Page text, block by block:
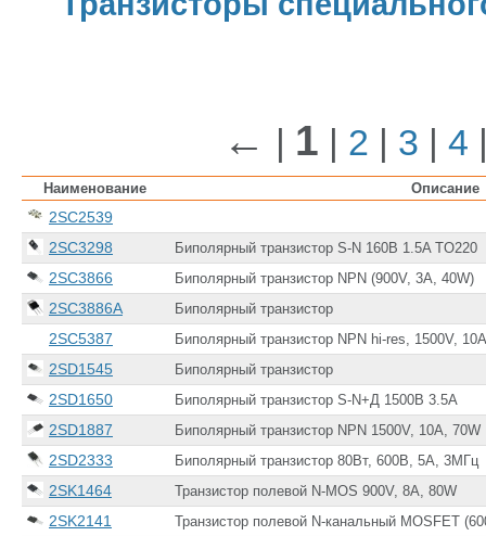
← 1 2 3 |4
Наименование Описание
2SC2539
2SC3298
Биполярный транзистор S-N 160В 1.5A TO220
2SC3866 Биполярный транзистор NPN (900V, 3A, 40W)
2SC3886A Биполярный транзистор
2SC5387 Биполярный транзистор NPN hi-res, 1500V,
2SD1545 Биполярный транзистор
2SD1650 Биполярный транзистор S-N+Д 1500В 3.5A
2SD1887 Биполярный транзистор NPN 1500V, 10A, 70W
2SD2333 Биполярный транзистор 80Вт, 600В, 5А, 3МГц
2SK1464 Транзистор полевой N-MOS 900V, 8A, 80W
2SK2141 Транзистор полевой N-канальный MOSFET